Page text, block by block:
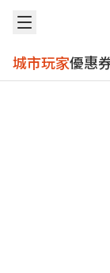
城市玩家優惠